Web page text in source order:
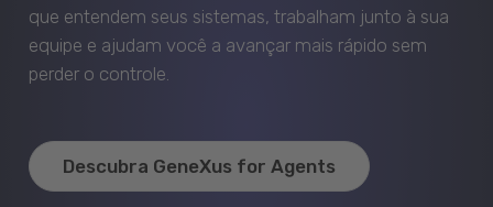
que entendem seus sistemas, trabalham junto à sua
equipe e ajudam você a avançar mais rápido sem
perder o controle.
Descubra GeneXus for Agents